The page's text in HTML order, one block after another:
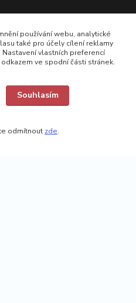
používání webu, analytické
také pro účely cílení reklamy
vlastních preferencí
ve spodní části stránek.
Souhlasím
odmítnout zde.